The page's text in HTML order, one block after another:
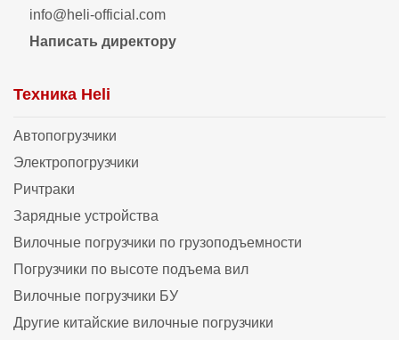
info@heli-official.com
Написать директору
Техника Heli
Автопогрузчики
Электропогрузчики
Ричтраки
Зарядные устройства
Вилочные погрузчики по грузоподъемности
Погрузчики по высоте подъема вил
Вилочные погрузчики БУ
Другие китайские вилочные погрузчики